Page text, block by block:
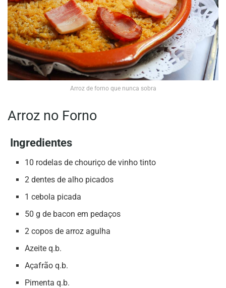
Arroz de forno que nunca sobra
Arroz no Forno
Ingredientes
10 rodelas de chouriço de vinho tinto
2 dentes de alho picados
1 cebola picada
50 g de bacon em pedaços
2 copos de arroz agulha
Azeite q.b.
Açafrão q.b.
Pimenta q.b.